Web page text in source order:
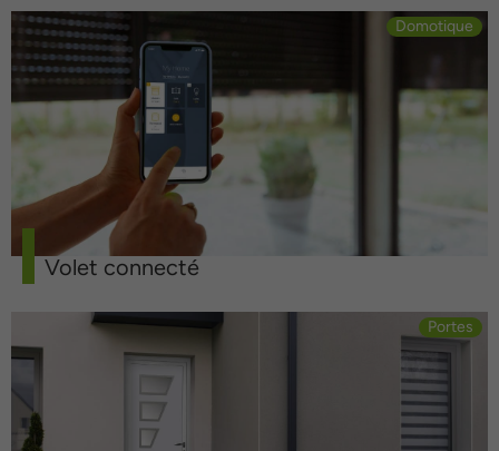
Volet connecté
Domotique
Portes